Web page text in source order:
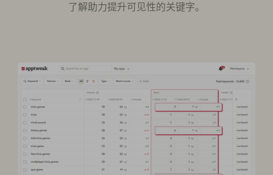
了解助力提升可见性的关键字。